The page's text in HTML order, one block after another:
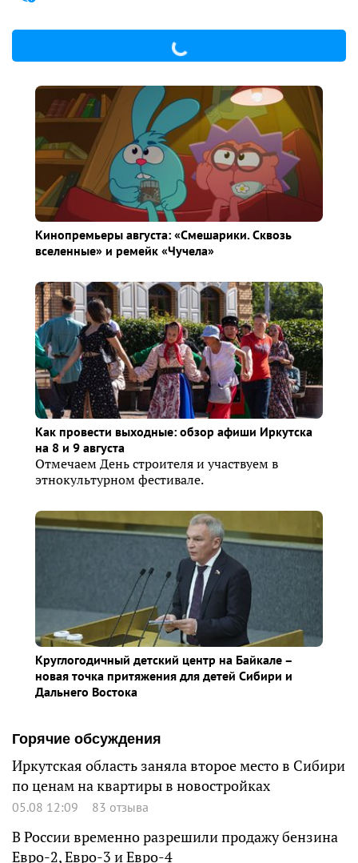
Кинопремьеры августа: «Смешарики. Сквозь
вселенные» и ремейк «Чучела»
Как провести выходные: обзор афиши Иркутска
на 8 и 9 августа
Отмечаем День строителя и участвуем в
этнокультурном фестивале.
Круглогодичный детский центр на Байкале –
новая точка притяжения для детей Сибири и
Дальнего Востока
Горячие обсуждения
Иркутская область заняла второе место в Сибири
по ценам на квартиры в новостройках
05.08 12:09 83 отзыва
В России временно разрешили продажу бензина
Евро-2, Евро-3 и Евро-4